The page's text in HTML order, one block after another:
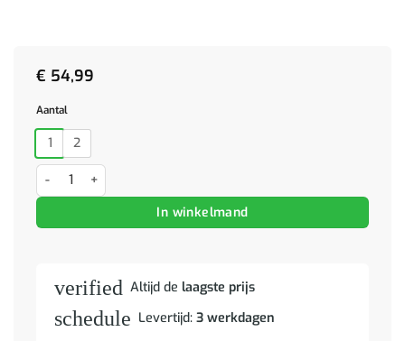
€ 54,99
Aantal
1 2
Nachtkastje 40x33x46 cm bewerkt hout zwart aantal
In winkelmand
verified Altijd de laagste prijs
schedule Levertijd: 3 werkdagen